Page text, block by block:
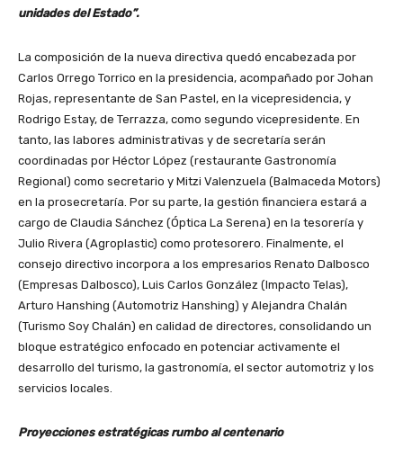
unidades del Estado”.
La composición de la nueva directiva quedó encabezada por
Carlos Orrego Torrico en la presidencia, acompañado por Johan
Rojas, representante de San Pastel, en la vicepresidencia, y
Rodrigo Estay, de Terrazza, como segundo vicepresidente. En
tanto, las labores administrativas y de secretaría serán
coordinadas por Héctor López (restaurante Gastronomía
Regional) como secretario y Mitzi Valenzuela (Balmaceda Motors)
en la prosecretaría. Por su parte, la gestión financiera estará a
cargo de Claudia Sánchez (Óptica La Serena) en la tesorería y
Julio Rivera (Agroplastic) como protesorero. Finalmente, el
consejo directivo incorpora a los empresarios Renato Dalbosco
(Empresas Dalbosco), Luis Carlos González (Impacto Telas),
Arturo Hanshing (Automotriz Hanshing) y Alejandra Chalán
(Turismo Soy Chalán) en calidad de directores, consolidando un
bloque estratégico enfocado en potenciar activamente el
desarrollo del turismo, la gastronomía, el sector automotriz y los
servicios locales.
Proyecciones estratégicas rumbo al centenario